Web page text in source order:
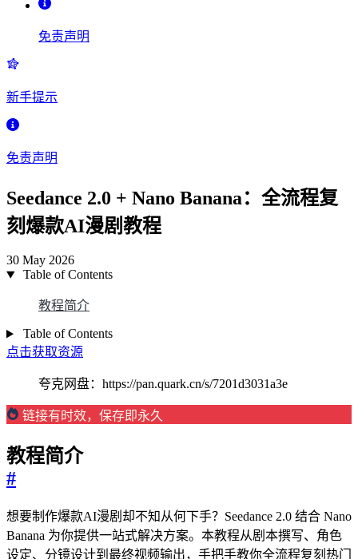
免责声明
新手提示
免责声明
Seedance 2.0 + Nano Banana：全流程复
刻爆款AI漫剧教程
30 May 2026
Table of Contents
教程简介
Table of Contents
点击获取资源
夸克网盘：https://pan.quark.cn/s/7201d3031a3e
链接有时效，保存即永久
教程简介
#
想要制作爆款AI漫剧却不知从何下手？Seedance 2.0 结合 Nano
Banana 为你提供一站式解决方案。本教程从剧本撰写、角色
设定、分镜设计到最终视频输出，手把手教你全流程复刻热门